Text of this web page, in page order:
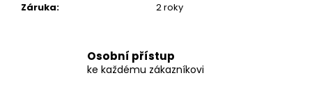
Záruka: 2 roky
Osobní přístup
ke každému zákazníkovi